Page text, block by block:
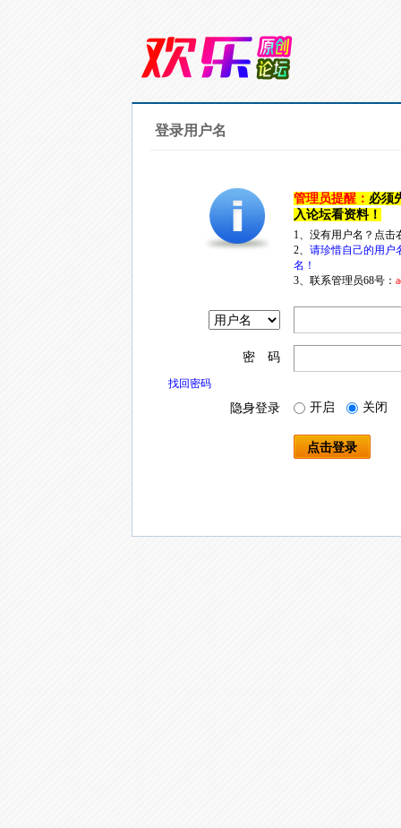
登录用户名
管理员提醒： 必须
入论坛看资料！
1、没有用户名？点
2、 请珍惜自己的用户
名！
3、联系管理员68号：
密 码
找回密码
隐身登录 开启 关闭
点击登录